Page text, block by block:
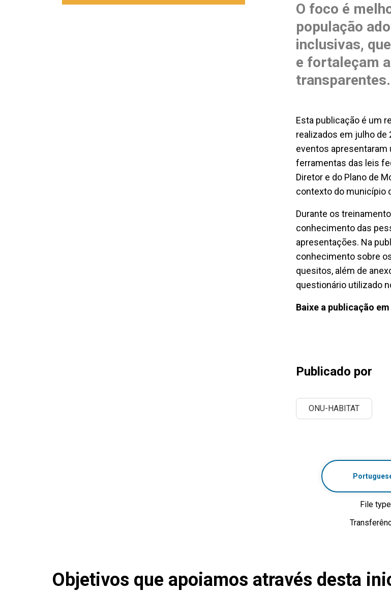
O foco é
população
inclusivas,
e fortaleçam
transparentes.
Esta publicação é um
realizados em julho de
eventos apresentaram
ferramentas das leis
Diretor e do Plano de
contexto do município
Durante os
conhecimento das
apresentações. Na
conhecimento sobre
quesitos, além de
questionário utilizado
Baixe a publicação
Publicado por
ONU-HABITAT
File
Objetivos que apoiamos através desta